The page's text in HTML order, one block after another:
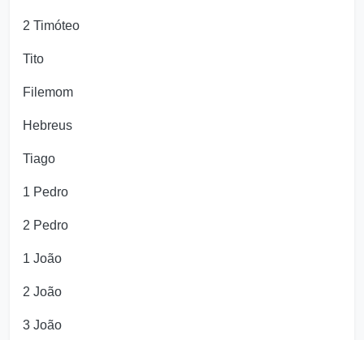
2 Timóteo
Tito
Filemom
Hebreus
Tiago
1 Pedro
2 Pedro
1 João
2 João
3 João